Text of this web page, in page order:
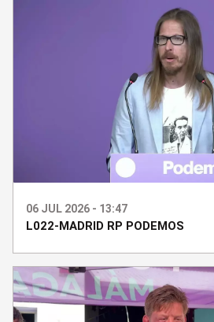
06 JUL 2026 - 13:47
L022-MADRID RP PODEMOS